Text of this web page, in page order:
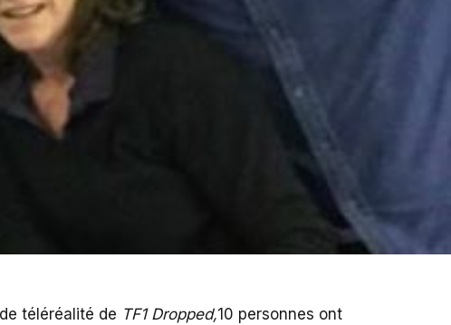
téléréalité de TF1 Dropped,10 personnes ont